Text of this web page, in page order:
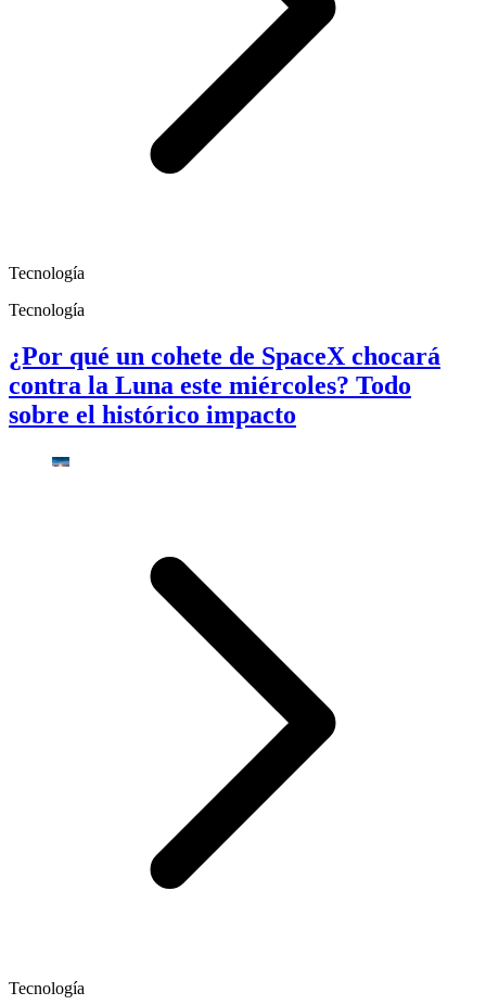
Tecnología
Tecnología
¿Por qué un cohete de SpaceX chocará
contra la Luna este miércoles? Todo
sobre el histórico impacto
Tecnología